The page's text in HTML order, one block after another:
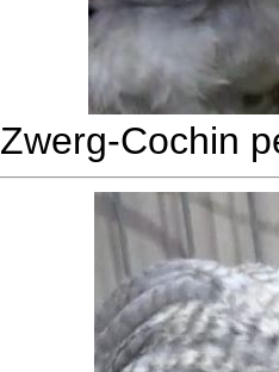
Zwerg-Cochin